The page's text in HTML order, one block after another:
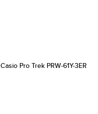
Casio Pro Trek PRW-61Y-3ER